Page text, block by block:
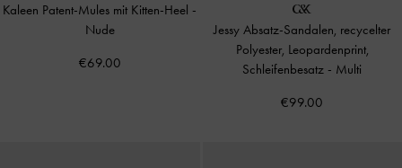
Kaleen Patent-Mules mit Kitten-Heel -
Nude
€69.00
Jessy Absatz-Sandalen, recycelter
Polyester, Leopardenprint,
Schleifenbesatz - Multi
€99.00